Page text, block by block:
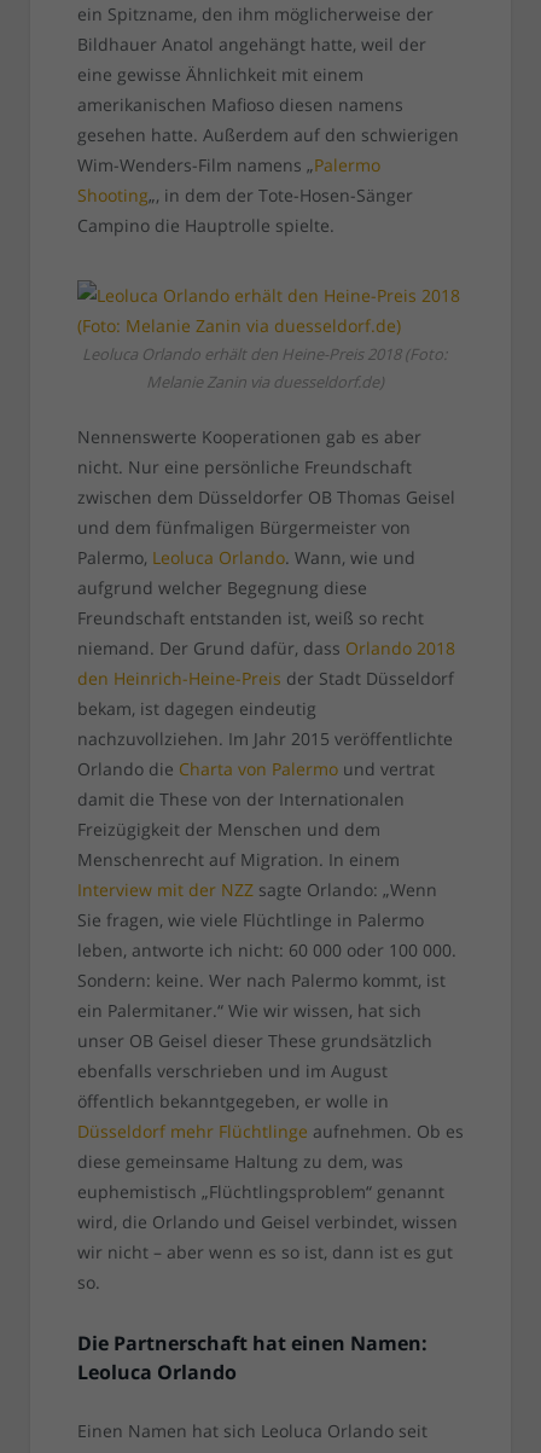
ein Spitzname, den ihm möglicherweise der
Bildhauer Anatol angehängt hatte, weil der
eine gewisse Ähnlichkeit mit einem
amerikanischen Mafioso diesen namens
gesehen hatte. Außerdem auf den schwierigen
Wim-Wenders-Film namens „Palermo
Shooting„, in dem der Tote-Hosen-Sänger
Campino die Hauptrolle spielte.
Leoluca Orlando erhält den Heine-Preis 2018 (Foto:
Melanie Zanin via duesseldorf.de)
Nennenswerte Kooperationen gab es aber
nicht. Nur eine persönliche Freundschaft
zwischen dem Düsseldorfer OB Thomas Geisel
und dem fünfmaligen Bürgermeister von
Palermo, Leoluca Orlando. Wann, wie und
aufgrund welcher Begegnung diese
Freundschaft entstanden ist, weiß so recht
niemand. Der Grund dafür, dass Orlando 2018
den Heinrich-Heine-Preis der Stadt Düsseldorf
bekam, ist dagegen eindeutig
nachzuvollziehen. Im Jahr 2015 veröffentlichte
Orlando die Charta von Palermound vertrat
damit die These von der Internationalen
Freizügigkeit der Menschen und dem
Menschenrecht auf Migration. In einem
Interview mit der NZZsagte Orlando: „Wenn
Sie fragen, wie viele Flüchtlinge in Palermo
leben, antworte ich nicht: 60 000 oder 100 000.
Sondern: keine. Wer nach Palermo kommt, ist
ein Palermitaner.“ Wie wir wissen, hat sich
unser OB Geisel dieser These grundsätzlich
ebenfalls verschrieben und im August
öffentlich bekanntgegeben, er wolle in
Düsseldorf mehr Flüchtlinge aufnehmen. Ob es
diese gemeinsame Haltung zu dem, was
euphemistisch „Flüchtlingsproblem“ genannt
wird, die Orlando und Geisel verbindet, wissen
wir nicht – aber wenn es so ist, dann ist es gut
so.
Die Partnerschaft hat einen Namen:
Leoluca Orlando
Einen Namen hat sich Leoluca Orlando seit